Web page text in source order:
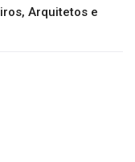
Arquitetos e